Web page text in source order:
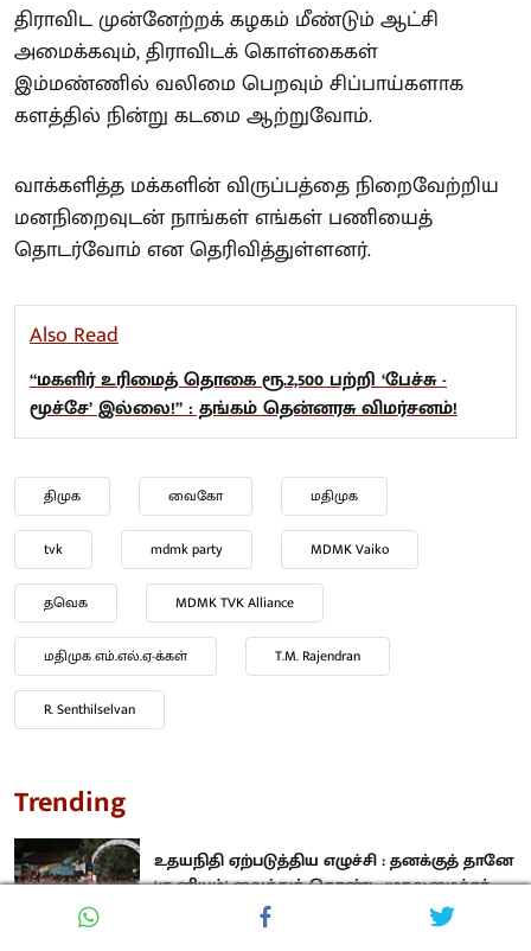
திராவிட முன்னேற்றக் கழகம் மீண்டும் ஆட்சி
அமைக்கவும், திராவிடக் கொள்கைகள்
இம்மண்ணில் வலிமை பெறவும் சிப்பாய்களாக
களத்தில் நின்று கடமை ஆற்றுவோம்.
வாக்களித்த மக்களின் விருப்பத்தை நிறைவேற்றிய
மனநிறைவுடன் நாங்கள் எங்கள் பணியைத்
தொடர்வோம் என தெரிவித்துள்ளனர்.
Also Read
“மகளிர் உரிமைத் தொகை ரூ.2,500 பற்றி ‘பேச்சு -
மூச்சே’ இல்லை!” : தங்கம் தென்னரசு விமர்சனம்!
திமுக வைகோ மதிமுக
tvk mdmk party MDMK Vaiko
தவெக MDMK TVK Alliance
மதிமுக எம்.எல்.ஏ-க்கள் T.M. Rajendran
R. Senthilselvan
Trending
உதயநிதி ஏற்படுத்திய எழுச்சி : தனக்குத் தானே
‘சூனியம்' வைத்துக் கொண்ட முதலமைச்சர்